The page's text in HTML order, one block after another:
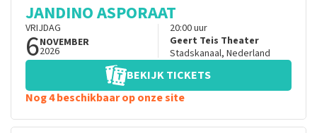
JANDINO ASPORAAT
VRIJDAG
6NOVEMBER
2026
20:00uur
Geert Teis Theater
Stadskanaal, Nederland
BEKIJK TICKETS
Nog 4 beschikbaar op onze site